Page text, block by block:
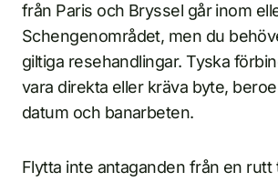
från Paris och Bryssel går inom
Schengenområdet, men du
giltiga resehandlingar. Tyska
vara direkta eller kräva byte,
datum och banarbeten.
Flytta inte antaganden från en rutt